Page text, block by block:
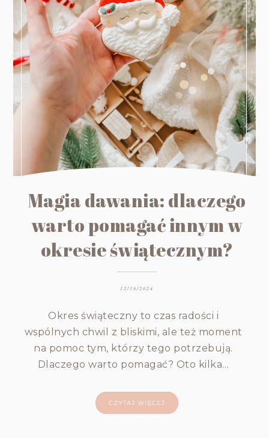
Magia dawania: dlaczego
warto pomagać innym w
okresie świątecznym?
12/18/2024
Okres świąteczny to czas radości i
wspólnych chwil z bliskimi, ale też moment
na pomoc tym, którzy tego potrzebują.
Dlaczego warto pomagać? Oto kilka…
CZYTAJ WIĘCEJ